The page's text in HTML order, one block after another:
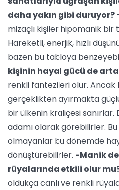
daha yakın gibi duruyor?
mizaçlı kişiler hipomanik bir
Hareketli, enerjik, hızlı
bazen bu tabloya
kişinin hayal gücü de
renkli fantezileri olur. Ancak
gerçeklikten ayırmakta
bir ülkenin kraliçesi sanırlar.
adamı olarak görebilirler.
olmayanlar bu dönemde
dönüştürebilirler. -Manik
rüyalarında etkili olur
oldukça canlı ve renkli